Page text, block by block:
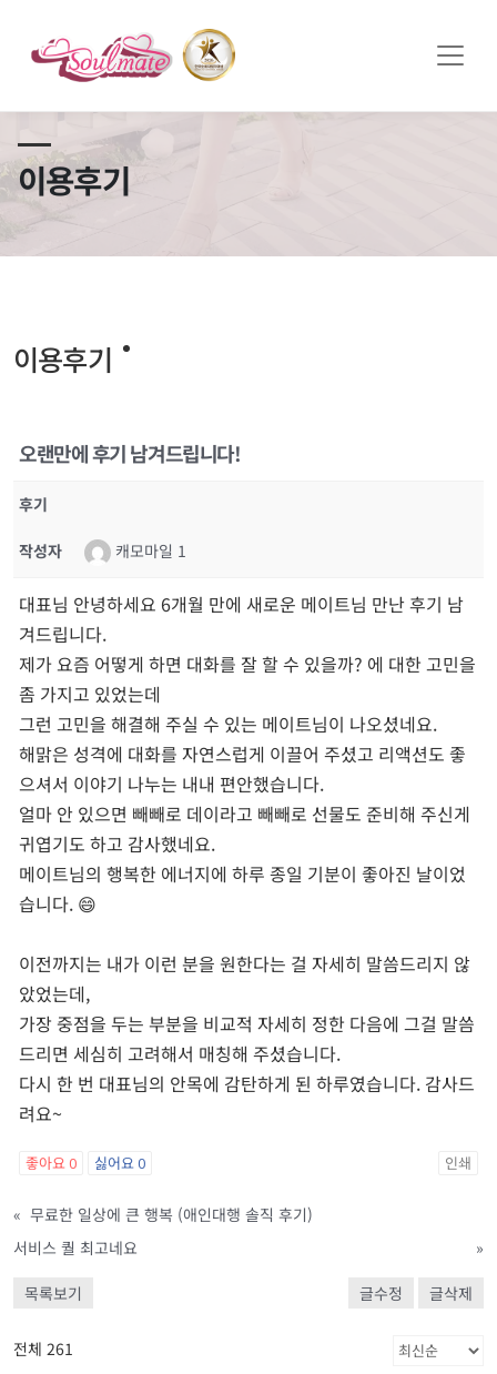
이용후기
이용후기
오랜만에 후기 남겨드립니다!
후기
작성자 캐모마일 1
대표님 안녕하세요 6개월 만에 새로운 메이트님 만난 후기 남
겨드립니다.
제가 요즘 어떻게 하면 대화를 잘 할 수 있을까? 에 대한 고민을
좀 가지고 있었는데
그런 고민을 해결해 주실 수 있는 메이트님이 나오셨네요.
해맑은 성격에 대화를 자연스럽게 이끌어 주셨고 리액션도 좋
으셔서 이야기 나누는 내내 편안했습니다.
얼마 안 있으면 빼빼로 데이라고 빼빼로 선물도 준비해 주신게
귀엽기도 하고 감사했네요.
메이트님의 행복한 에너지에 하루 종일 기분이 좋아진 날이었
습니다. 😄
이전까지는 내가 이런 분을 원한다는 걸 자세히 말씀드리지 않
았었는데,
가장 중점을 두는 부분을 비교적 자세히 정한 다음에 그걸 말씀
드리면 세심히 고려해서 매칭해 주셨습니다.
다시 한 번 대표님의 안목에 감탄하게 된 하루였습니다. 감사드
려요~
좋아요 0 싫어요0 인쇄
« 무료한 일상에 큰 행복 (애인대행 솔직 후기)
서비스 퀄 최고네요
»
목록보기 글수정 글삭제
전체 261
쏠메이트×토모토모 프로모션 영상 full버전 보러가기